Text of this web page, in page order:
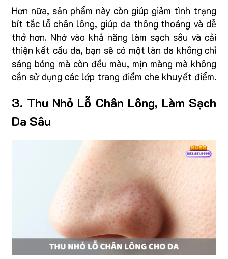
Hơn nữa, sản phẩm này còn giúp giảm tình trạng
bít tắc lỗ chân lông, giúp da thông thoáng và dễ
thở hơn. Nhờ vào khả năng làm sạch sâu và cải
thiện kết cấu da, bạn sẽ có một làn da không chỉ
sáng bóng mà còn đều màu, mịn màng mà không
cần sử dụng các lớp trang điểm che khuyết điểm.
3. Thu Nhỏ Lỗ Chân Lông, Làm Sạch
Da Sâu